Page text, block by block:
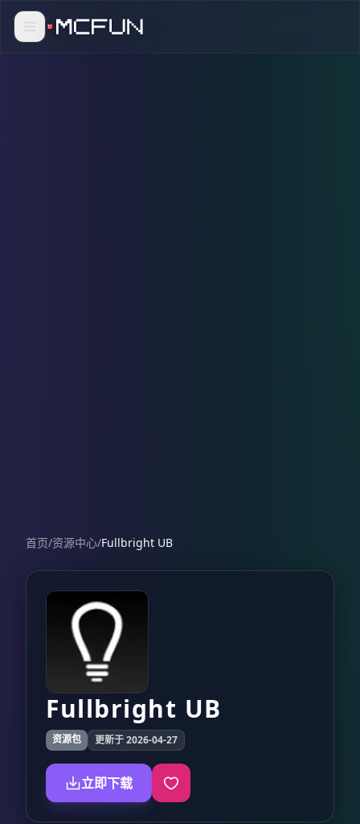
首页/资源中心/Fullbright UB
Fullbright UB
资源包 更新于 2026-04-27
立即下载